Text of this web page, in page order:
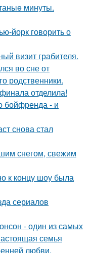
минуты.
йорк говорить о
визит грабителя.
во сне от
родственники.
отделила!
бойфренда - и
снова стал
снегом, свежим
к концу шоу была
сериалов
- один из самых
семья
любви.